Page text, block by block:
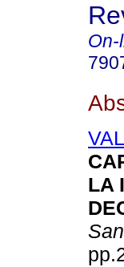
On-
LA